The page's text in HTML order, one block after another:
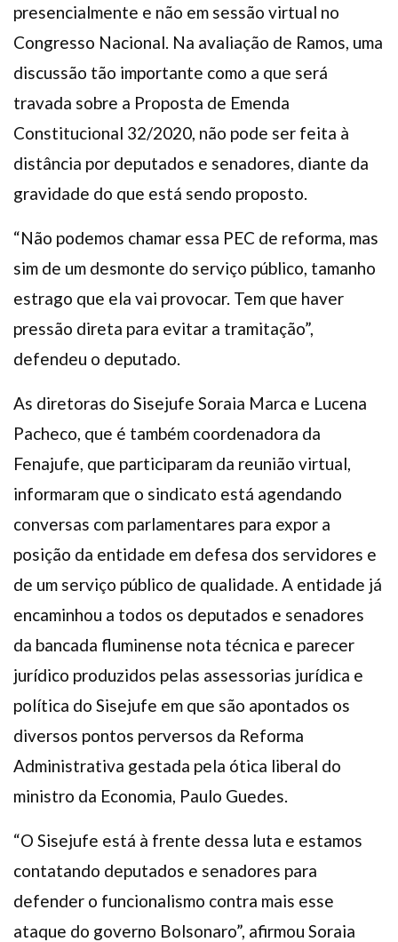
presencialmente e não em sessão virtual no
Congresso Nacional. Na avaliação de Ramos, uma
discussão tão importante como a que será
travada sobre a Proposta de Emenda
Constitucional 32/2020, não pode ser feita à
distância por deputados e senadores, diante da
gravidade do que está sendo proposto.
“Não podemos chamar essa PEC de reforma, mas
sim de um desmonte do serviço público, tamanho
estrago que ela vai provocar. Tem que haver
pressão direta para evitar a tramitação”,
defendeu o deputado.
As diretoras do Sisejufe Soraia Marca e Lucena
Pacheco, que é também coordenadora da
Fenajufe, que participaram da reunião virtual,
informaram que o sindicato está agendando
conversas com parlamentares para expor a
posição da entidade em defesa dos servidores e
de um serviço público de qualidade. A entidade já
encaminhou a todos os deputados e senadores
da bancada fluminense nota técnica e parecer
jurídico produzidos pelas assessorias jurídica e
política do Sisejufe em que são apontados os
diversos pontos perversos da Reforma
Administrativa gestada pela ótica liberal do
ministro da Economia, Paulo Guedes.
“O Sisejufe está à frente dessa luta e estamos
contatando deputados e senadores para
defender o funcionalismo contra mais esse
ataque do governo Bolsonaro”, afirmou Soraia